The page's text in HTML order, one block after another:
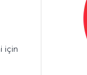
için